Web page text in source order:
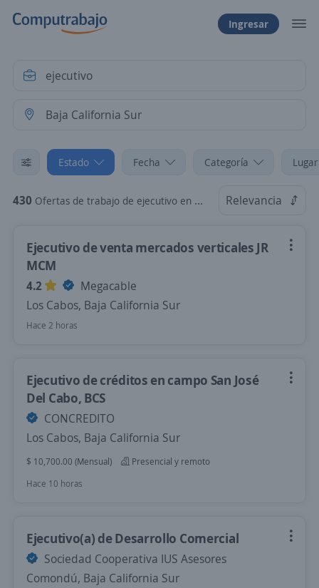
Ingresar
Estado Fecha Categoría
430 Ofertas de trabajo de ejecutivo en Baja California Sur Relevancia
Ejecutivo de venta mercados verticales JR
MCM
4.2
Megacable
Los Cabos, Baja California Sur
Hace 2 horas
Ejecutivo de créditos en campo San José
Del Cabo, BCS
CONCREDITO
Los Cabos, Baja California Sur
$ 10,700.00 (Mensual)
Presencial y remoto
Hace 10 horas
Ejecutivo(a) de Desarrollo Comercial
Sociedad Cooperativa IUS Asesores
Comondú, Baja California Sur